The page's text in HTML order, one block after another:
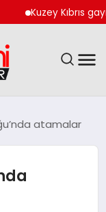
Kıbrıs
atamalar